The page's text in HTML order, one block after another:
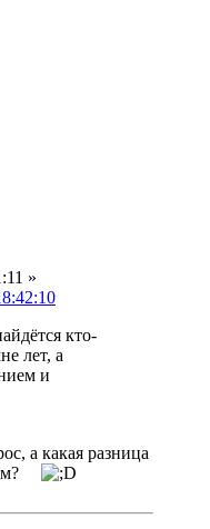
»
кто-
лет, а
и
а какая разница